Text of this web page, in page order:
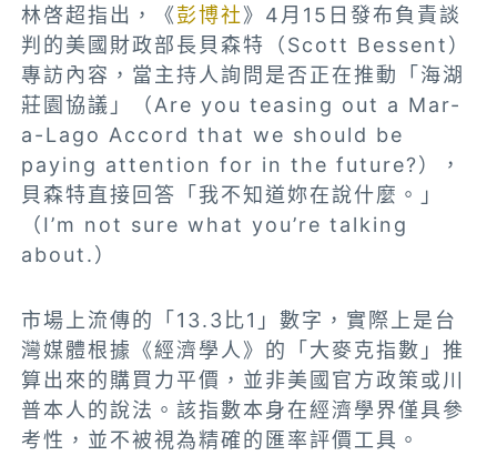
林啓超指出，《彭博社》4月15日發布負責談
判的美國財政部長貝森特（Scott Bessent）
專訪內容，當主持人詢問是否正在推動「海湖
莊園協議」（Are you teasing out a Mar-
a-Lago Accord that we should be
paying attention for in the future?），
貝森特直接回答「我不知道妳在說什麼。」
（I’m not sure what you’re talking
about.）
市場上流傳的「13.3比1」數字，實際上是台
灣媒體根據《經濟學人》的「大麥克指數」推
算出來的購買力平價，並非美國官方政策或川
普本人的說法。該指數本身在經濟學界僅具參
考性，並不被視為精確的匯率評價工具。